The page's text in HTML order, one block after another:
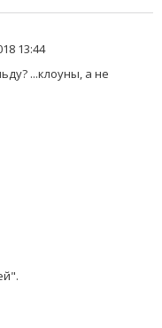
13:44
...клоуны, а не